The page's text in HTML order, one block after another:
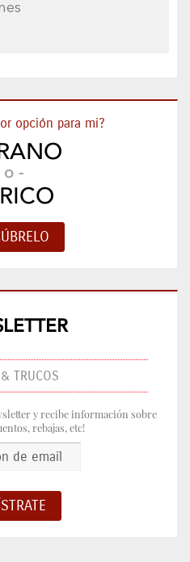
opción para mi?
o -
TRUCOS
y recibe información sobre
rebajas, etc!